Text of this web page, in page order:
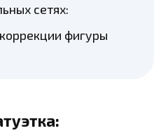
сетях:
фигуры